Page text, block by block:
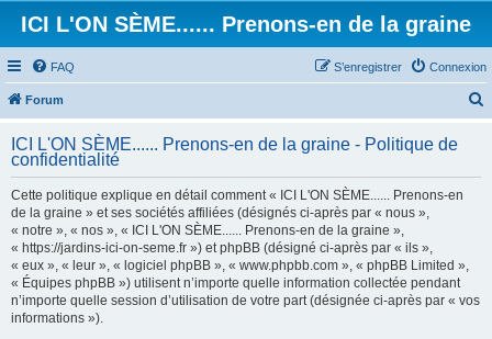
ICI L'ON SÈME...... Prenons-en de la graine
FAQ Connexion
S’enregistrer
Forum
ICI L'ON SÈME...... Prenons-en de la graine - Politique de
confidentialité
Cette politique explique en détail comment « ICI L'ON SÈME...... Prenons-en
de la graine » et ses sociétés affiliées (désignés ci-après par « nous »,
« notre », « nos », « ICI L'ON SÈME...... Prenons-en de la graine »,
« https://jardins-ici-on-seme.fr ») et phpBB (désigné ci-après par « ils »,
« eux », « leur », « logiciel phpBB », « www.phpbb.com », « phpBB Limited »,
« Équipes phpBB ») utilisent n’importe quelle information collectée pendant
n’importe quelle session d’utilisation de votre part (désignée ci-après par « vos
informations »).